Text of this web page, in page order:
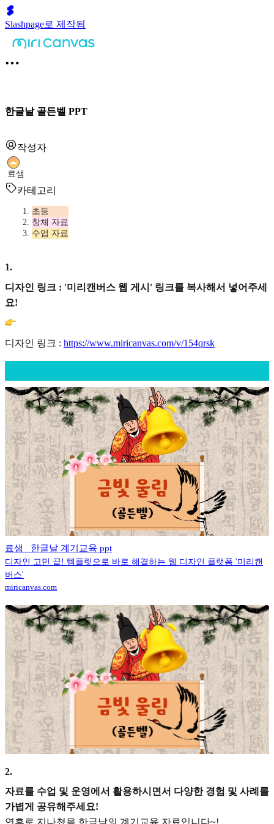
Slashpage로 제작됨
한글날 골든벨 PPT
작성자
료샘
카테고리
초등
창체 자료
수업 자료
1.
디자인 링크 : '미리캔버스 웹 게시' 링크를 복사해서 넣어주세
요!
디자인 링크 : https://www.miricanvas.com/v/154qrsk
료샘_ 한글날 계기교육 ppt
디자인 고민 끝! 템플릿으로 바로 해결하는 웹 디자인 플랫폼 '미리캔
버스'
miricanvas.com
2.
자료를 수업 및 운영에서 활용하시면서 다양한 경험 및 사례를
가볍게 공유해주세요!